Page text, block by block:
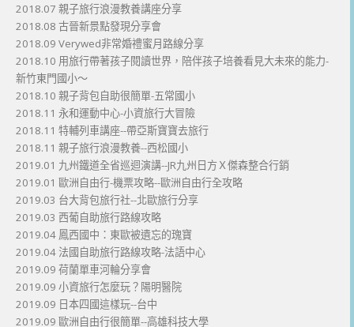
2018.07 親子旅行浪漫教養講座分享
2018.08 古晉新景點發現分享會
2018.09 Verywed非常婚禮蜜月路線分享
2018.10 用旅行帶著孩子閱讀世界，陪伴孩子培養看見大未來的能力-
新竹東門國小～
2018.10 親子背包自助很簡單-五常國小
2018.11 永和運動中心-小資旅行大冒險
2018.11 特輔列車講座--帶亞斯寶寶去旅行
2018.11 親子旅行浪漫教養--西松國小
2019.01 九州鐵道全省巡迴演講--JR九州日方Ｘ傑森整合行銷
2019.01 歐洲自由行-機票攻略--歐洲自由行全攻略
2019.03 台大背包旅行社--北歐旅行分享
2019.03 西葡自助旅行路線攻略
2019.04 鳳西國中：東歐被遺忘的瑰寶
2019.04 法國自助旅行路線攻略-法語中心
2019.09 荷蘭單車河輪分享會
2019.09 小資旅行怎麼玩？陽明醫院
2019.09 日本四國這樣玩--台中
2019.09 歐洲自由行很簡單--高雄科技大學